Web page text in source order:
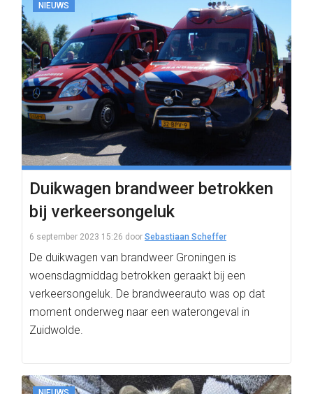
NIEUWS
Duikwagen brandweer betrokken
bij verkeersongeluk
6 september 2023 15:26 door Sebastiaan Scheffer
De duikwagen van brandweer Groningen is
woensdagmiddag betrokken geraakt bij een
verkeersongeluk. De brandweerauto was op dat
moment onderweg naar een waterongeval in
Zuidwolde.